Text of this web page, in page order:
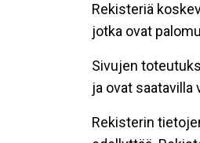
Rekisteriä
jotka ovat
Sivujen
ja ovat
Rekisterin